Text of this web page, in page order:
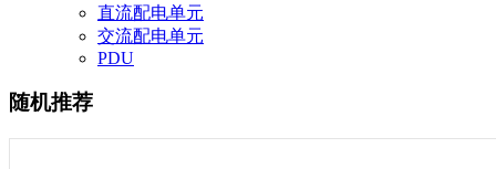
直流配电单元
交流配电单元
PDU
随机推荐